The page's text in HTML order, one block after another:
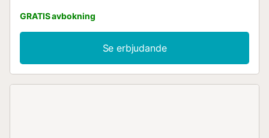
GRATIS avbokning
Se erbjudande